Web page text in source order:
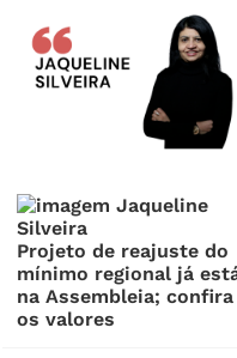
Projeto de reajuste do
mínimo regional já
na Assembleia; confira
os valores